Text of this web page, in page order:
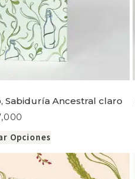
Sabiduría Ancestral claro
Opciones